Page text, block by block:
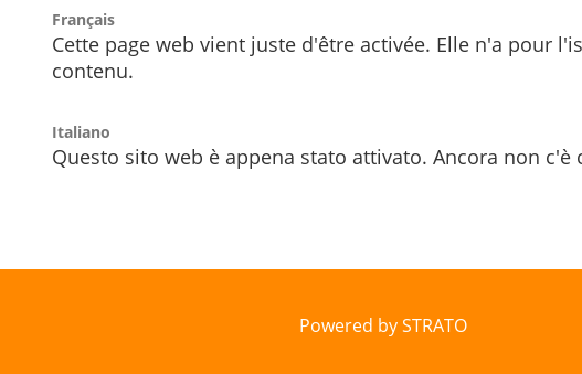
Français
Cette page web vient juste d'être activée. Elle n'a pour
contenu.
Italiano
Questo sito web è appena stato attivato. Ancora non c'è
Powered by STRATO